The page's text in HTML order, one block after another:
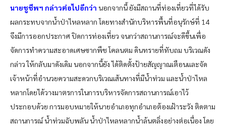
นายชูชีพฯ กล่าวต่อไปอีกว่า นอกจากนี้ ยังมีสถานที่ท่องเที่ยวที่ได้รับ
ผลกระทบจากน้ำป่าไหลหลาก โดยทางสำนักบริหารพื้นที่อนุรักษ์ที่ 14
จึงมีการออกประกาศ ปิดการท่องเที่ยว จนกว่าสถานการณ์จะดีขึ้นเพื่อ
จัดการทำความสะอาดเศษซากพืช โคลนตม ดินทรายที่ทับถม บริเวณดัง
กล่าว ให้กลับมาดังเดิม นอกจากนี้ยัง ได้ติดตั้งป้ายสัญญาณเตือนและจัด
เจ้าหน้าที่อำนวยความสะดวกบริเวณเส้นทางที่มีน้ำท่วม และน้ำป่าไหล
หลากโดยได้วางมาตรการในการบริหารจัดการสถานการณ์เอาไว้
ประกอบด้วย การมอบหมายให้นายอำเภอทุกอำเภอต้องเฝ้าระวัง ติดตาม
สถานการณ์ น้ำท่วมฉับพลัน น้ำป่าไหลหลากน้ำล้นตลิ่งอย่างต่อเนื่อง โดย